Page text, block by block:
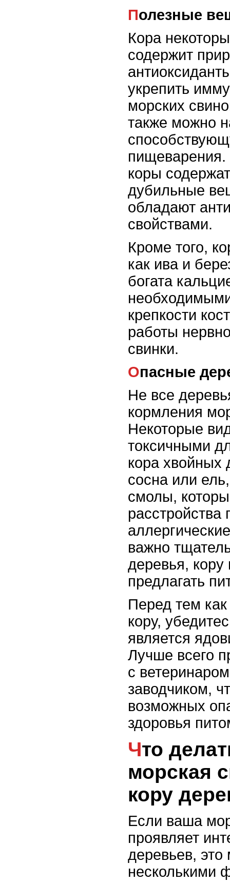
Полезные
Кора
содержит
укрепить
морских
также можно
коры
дубильные
обладают
свойствами.
Кроме того,
как ива и
богата
крепкости
работы
свинки.
Опасные
Не все
кормления
Некоторые
токсичными
кора хвойных
сосна или
смолы,
важно
деревья,
предлагать
Перед тем
кору,
является
Лучше всего
с
заводчиком,
возможных
здоровья
Что делать, если
морская
кору
Если ваша
проявляет
деревьев,
несколькими